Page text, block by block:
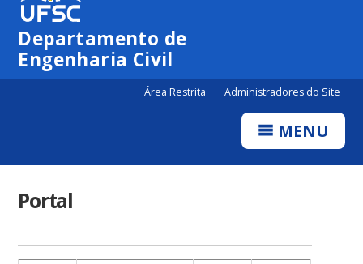
Departamento de
Engenharia Civil
Área Restrita Administradores do Site
MENU
Portal